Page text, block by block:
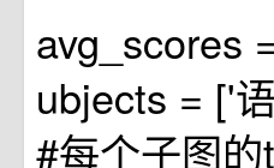
avg_scores
ubjects = ['
#每个子图